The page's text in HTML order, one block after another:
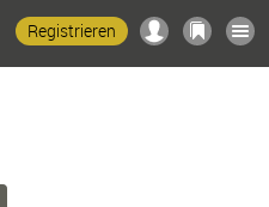
Registrieren